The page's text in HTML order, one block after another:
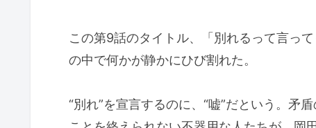
この第9話のタイトル、「別れるって言っ
の中で何かが静かにひび割れた。
“別れ”を宣言するのに、“嘘”だという。矛